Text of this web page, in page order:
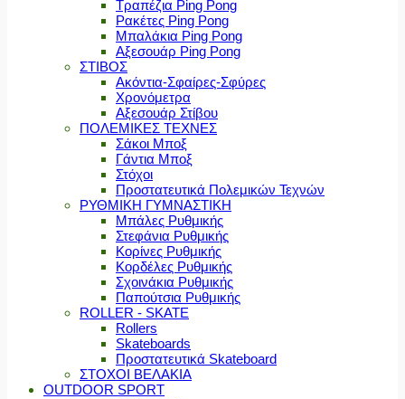
Τραπέζια Ping Pong
Ρακέτες Ping Pong
Μπαλάκια Ping Pong
Αξεσουάρ Ping Pong
ΣΤΙΒΟΣ
Ακόντια-Σφαίρες-Σφύρες
Χρονόμετρα
Αξεσουάρ Στίβου
ΠΟΛΕΜΙΚΕΣ ΤΕΧΝΕΣ
Σάκοι Μποξ
Γάντια Μποξ
Στόχοι
Προστατευτικά Πολεμικών Τεχνών
ΡΥΘΜΙΚΗ ΓΥΜΝΑΣΤΙΚΗ
Μπάλες Ρυθμικής
Στεφάνια Ρυθμικής
Κορίνες Ρυθμικής
Κορδέλες Ρυθμικής
Σχοινάκια Ρυθμικής
Παπούτσια Ρυθμικής
ROLLER - SKATE
Rollers
Skateboards
Προστατευτικά Skateboard
ΣΤΟΧΟΙ ΒΕΛΑΚΙΑ
OUTDOOR SPORT